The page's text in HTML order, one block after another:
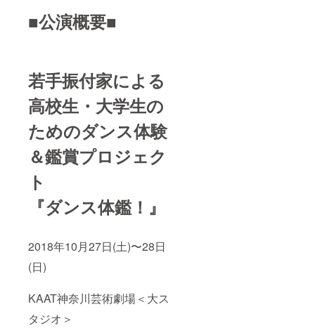
■公演概要■
若手振付家による
高校生・大学生の
ためのダンス体験
＆鑑賞プロジェク
ト
『ダンス体鑑！』
2018年10月27日(土)〜28日
(日)
KAAT神奈川芸術劇場＜大ス
タジオ＞